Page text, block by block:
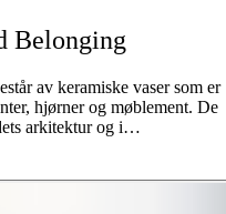
Belonging
av keramiske vaser som er
hjørner og møblement. De
arkitektur og i…